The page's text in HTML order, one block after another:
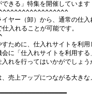
できる」特集を開催して
ヤー（卸）から、通常の仕入
入れることが可能です。
すために、仕入れサイトを利
に「仕入れサイトを利用す
れを行ってはいかがでしょう
、売上アップにつながる大き